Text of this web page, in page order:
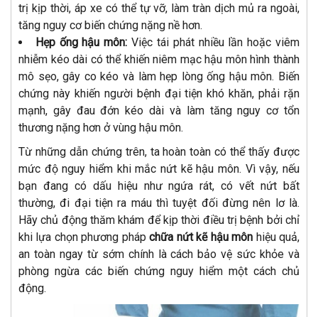
trị kịp thời, áp xe có thể tự vỡ, làm tràn dịch mủ ra ngoài,
tăng nguy cơ biến chứng nặng nề hơn.
Hẹp ống hậu môn: Việc tái phát nhiều lần hoặc viêm
nhiễm kéo dài có thể khiến niêm mạc hậu môn hình thành
mô sẹo, gây co kéo và làm hẹp lòng ống hậu môn. Biến
chứng này khiến người bệnh đại tiện khó khăn, phải rặn
mạnh, gây đau đớn kéo dài và làm tăng nguy cơ tổn
thương nặng hơn ở vùng hậu môn.
Từ những dẫn chứng trên, ta hoàn toàn có thể thấy được
mức độ nguy hiểm khi mắc nứt kẽ hậu môn. Vì vậy, nếu
bạn đang có dấu hiệu như ngứa rát, có vết nứt bất
thường, đi đại tiện ra máu thì tuyệt đối đừng nên lơ là.
Hãy chủ động thăm khám để kịp thời điều trị bệnh bởi chỉ
khi lựa chọn phương phápchữa nứt kẽ hậu môn hiệu quả,
an toàn ngay từ sớm chính là cách bảo vệ sức khỏe và
phòng ngừa các biến chứng nguy hiểm một cách chủ
động.